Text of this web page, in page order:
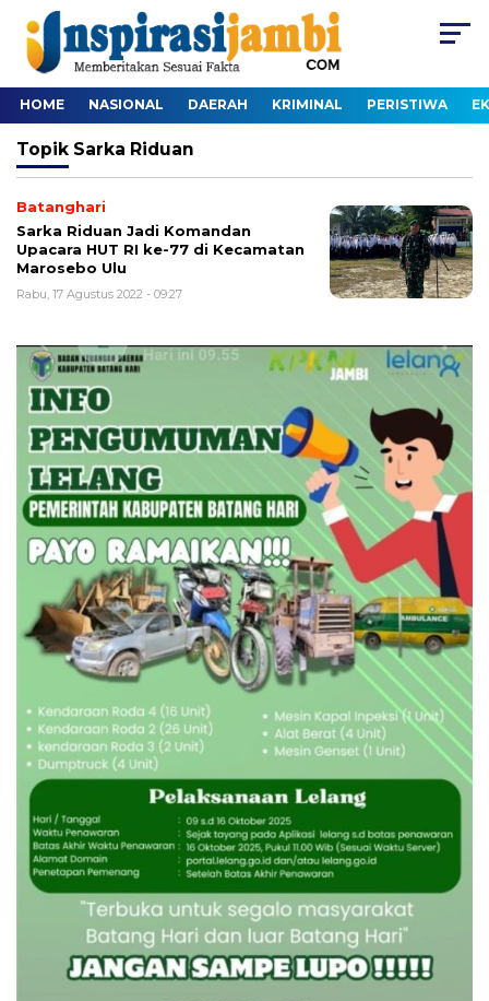
HOME NASIONAL DAERAH KRIMINAL PERISTIWA
Topik Sarka Riduan
Batanghari
Sarka Riduan Jadi Komandan
Upacara HUT RI ke-77 di Kecamatan
Marosebo Ulu
Rabu, 17 Agustus 2022 - 09:27